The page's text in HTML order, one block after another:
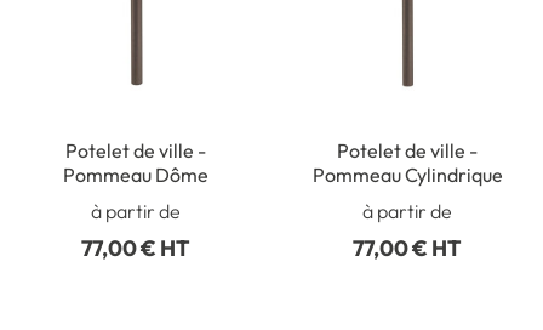
Potelet de ville -
Pommeau Dôme
à partir de
77,00 € HT
Potelet de ville -
Pommeau Cylindrique
à partir de
77,00 € HT